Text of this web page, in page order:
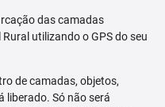
das camadas
utilizando o GPS do seu
de camadas, objetos,
liberado. Só não será